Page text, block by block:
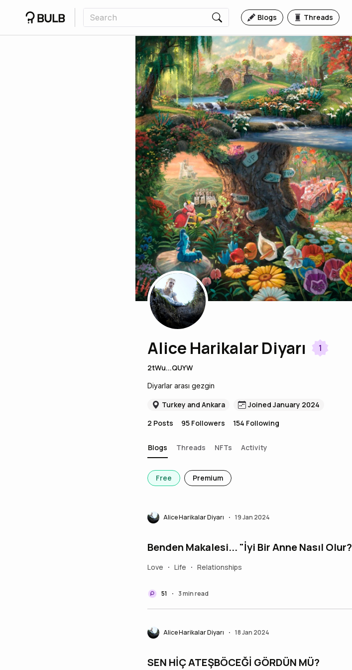
Blogs Threads
Alice Harikalar Diyarı 1
2tWu...QUYW
Diyarlar arası gezgin
Turkey and Ankara
Joined January 2024
2 Posts 95 Followers 154 Following
Blogs Threads NFTs Activity
Free Premium
Alice Harikalar Diyarı • 19 Jan 2024
Benden Makalesi... "İyi Bir Anne Nasıl Olur?
Love • Life • Relationships
51 • 3 min read
Alice Harikalar Diyarı • 18 Jan 2024
SEN HİÇ ATEŞBÖCEĞİ GÖRDÜN MÜ?